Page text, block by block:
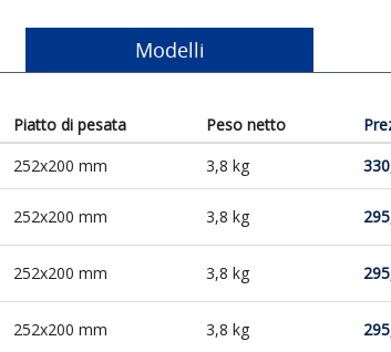
Modelli
Piatto di pesata Peso netto
252x200 mm 3,8 kg
252x200 mm 3,8 kg
252x200 mm 3,8 kg
252x200 mm 3,8 kg